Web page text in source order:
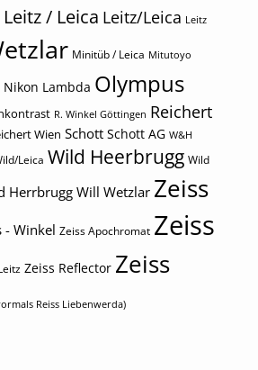
Leitz / Leica Leitz/Leica Leitz
Minitüb / Leica Mitutoyo
Nikon Lambda Olympus
R. Winkel Göttingen Reichert
Wien Schott Schott AG W&H
Leica Wild Heerbrugg Wild
Herrbrugg Will Wetzlar Zeiss
- Winkel Zeiss Apochromat Zeiss
Zeiss Reflector Zeiss
Reiss Liebenwerda)